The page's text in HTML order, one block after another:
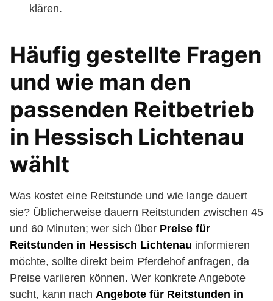
klären.
Häufig gestellte Fragen
und wie man den
passenden Reitbetrieb
in Hessisch Lichtenau
wählt
Was kostet eine Reitstunde und wie lange dauert
sie? Üblicherweise dauern Reitstunden zwischen 45
und 60 Minuten; wer sich über Preise für
Reitstunden in Hessisch Lichtenau informieren
möchte, sollte direkt beim Pferdehof anfragen, da
Preise variieren können. Wer konkrete Angebote
sucht, kann nach Angebote für Reitstunden in